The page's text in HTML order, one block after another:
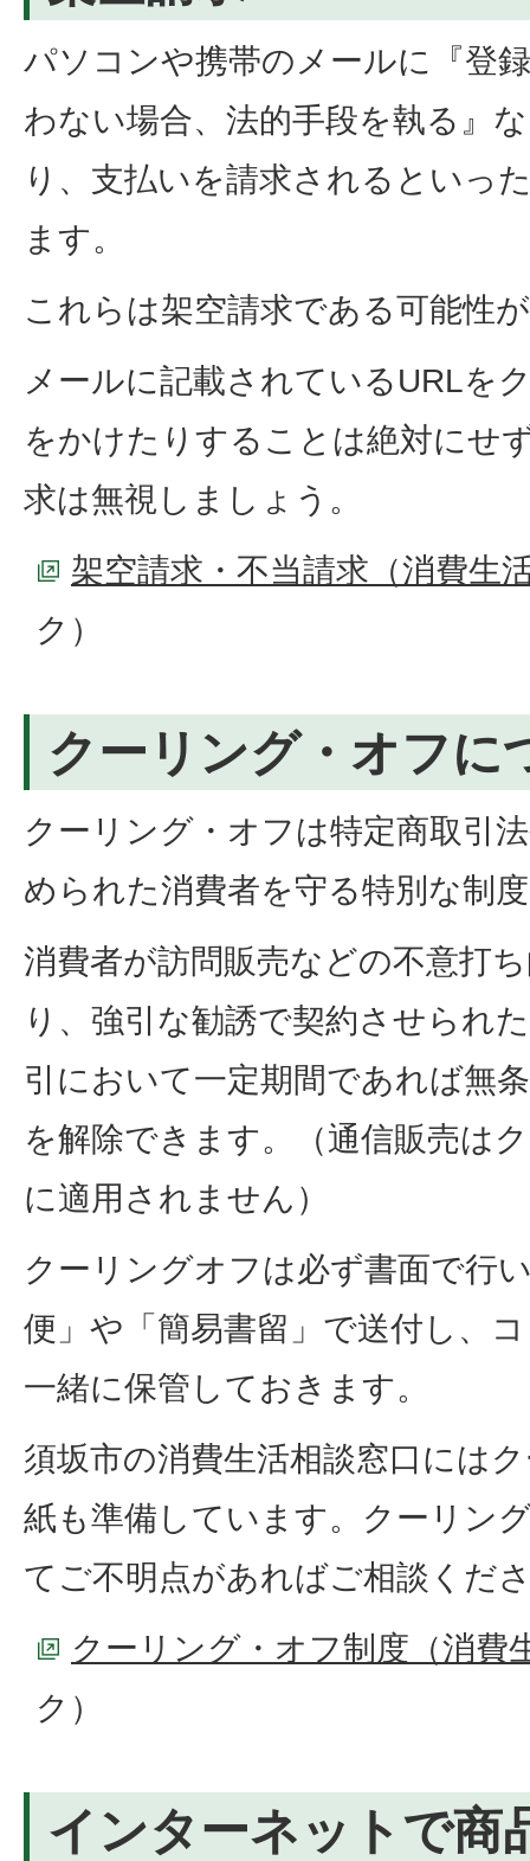
パソコンや携帯のメールに『登
わない場合、法的手段を執る』
り、支払いを請求されるといっ
ます。
これらは架空請求である可能性
メールに記載されているURLを
をかけたりすることは絶対にせ
求は無視しましょう。
架空請求・不当請求（消費生
ク）
クーリング・オフに
クーリング・オフは特定商取引
められた消費者を守る特別な制
消費者が訪問販売などの不意打
り、強引な勧誘で契約させられ
引において一定期間であれば無
を解除できます。（通信販売は
に適用されません）
クーリングオフは必ず書面で行
便」や「簡易書留」で送付し、
一緒に保管しておきます。
須坂市の消費生活相談窓口には
紙も準備しています。クーリン
てご不明点があればご相談くだ
クーリング・オフ制度（消費
ク）
インターネットで商